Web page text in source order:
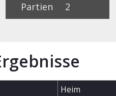
Partien
2
Heim